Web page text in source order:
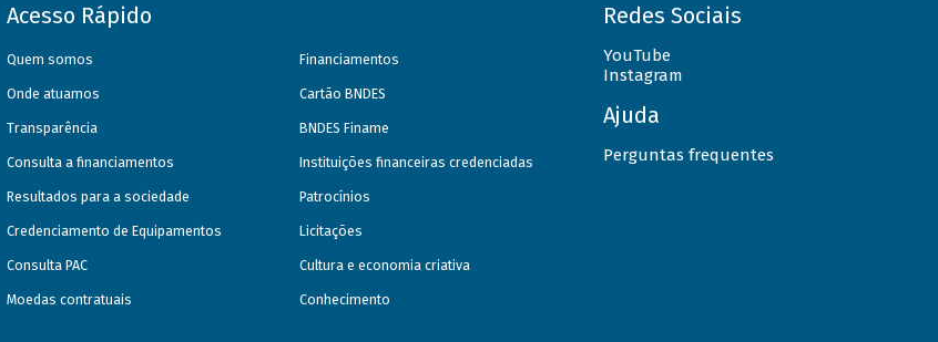
Acesso Rápido
Quem somos
Onde atuamos
Transparência
Consulta a financiamentos
Resultados para a sociedade
Credenciamento de Equipamentos
Consulta PAC
Moedas contratuais
Financiamentos
Cartão BNDES
BNDES Finame
Instituições financeiras credenciadas
Patrocínios
Licitações
Cultura e economia criativa
Conhecimento
Redes Sociais
YouTube
Instagram
Ajuda
Perguntas frequentes